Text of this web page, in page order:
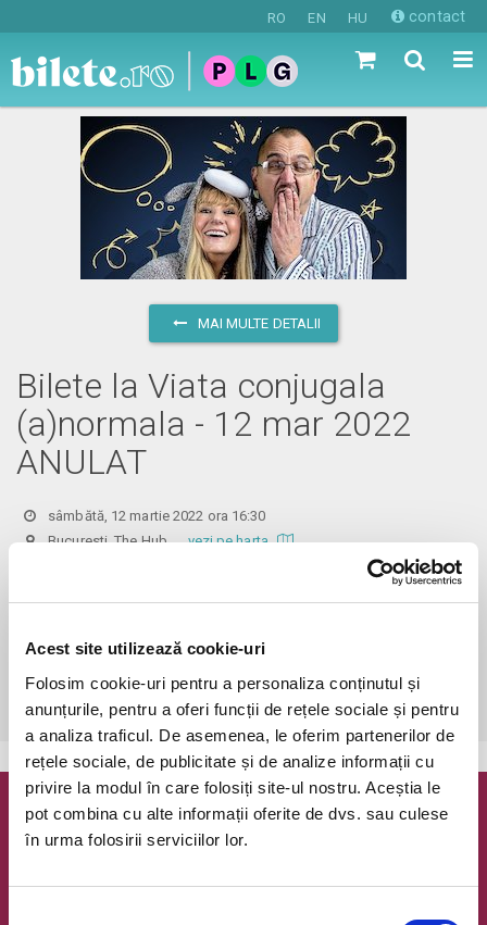
Acest site utilizează cookie-uri
Folosim cookie-uri pentru a personaliza conținutul și
anunțurile, pentru a oferi funcții de rețele sociale și pentru
a analiza traficul. De asemenea, le oferim partenerilor de
rețele sociale, de publicitate și de analize informații cu
privire la modul în care folosiți site-ul nostru. Aceștia le
pot combina cu alte informații oferite de dvs. sau culese
în urma folosirii serviciilor lor.
RO EN HU contact
MAI MULTE DETALII
Bilete la Viata conjugala
(a)normala - 12 mar 2022
ANULAT
sâmbătă, 12 martie 2022 ora 16:30
Bucuresti, The Hubvezi pe harta
În funcție de ora de începere, accesul în sală se poate face cu o
oră / cu 40 minute mai devreme, fiind permis cu până la 10 minute
sau 4 locuri, în regim de teatru-cafenea (în funcție de disponibilitatea
de la fața locului, există posibilitatea împărțirii mesei cu alte persoane).
Informații suplimentare, la nr. de telefon 0773 825 249.
Newsletter @ Bilete.ro
evenimente.